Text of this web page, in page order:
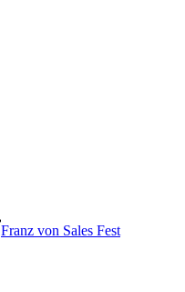
Franz von Sales Fest